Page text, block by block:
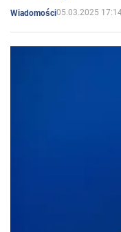
Wiadomości05.03.2025